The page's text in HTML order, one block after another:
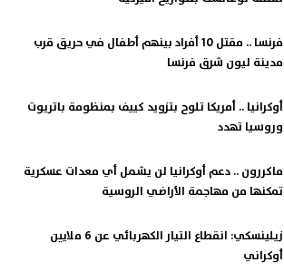
فرنسا .. مقتل 10 أفراد بينهم أطفال في حريق قرب
مدينة ليون شرق فرنسا
أوكرانيا .. أمريكا تلوح بتزويد كييف بمنظومة باتريوت
وروسيا تهدد
ماكررون .. دعم أوكرانيا لن يشمل أي معدات عسكرية
تمكنها من مهاجمة الأراضي الروسية
زيلينسكي: انقطاع التيار الكهربائي عن 6 ملايين
أوكراني